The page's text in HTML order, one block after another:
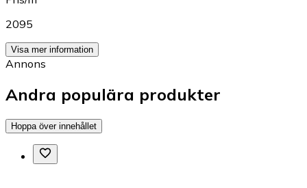
2095
Visa mer information
Annons
Andra populära produkter
Hoppa över innehållet